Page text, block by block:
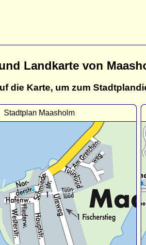
Landkarte von
die Karte, um zum
Stadtplan Maasholm